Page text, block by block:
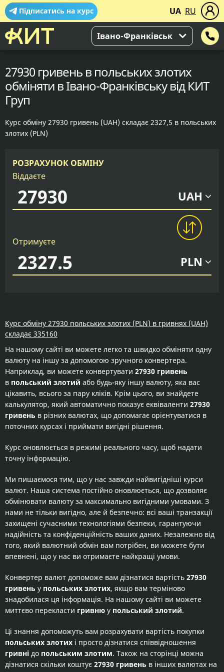
Підписатись на курс UA RU
Івано-Франківськ
27930 гривень в польських злотих
обміняти в Івано-Франківську від КИТ
Груп
Курс обміну 27930 гривень (UAH) складає 2327,5 в польських
злотих (PLN)
РОЗРАХУНОК ОБМІНУ
Віддаєте
UAH
Отримуєте
PLN
Курс обміну 27930 польських злотих (PLN) в гривнях (UAH)
складає 335160
На нашому сайті ви можете легко та швидко обміняти одну
валюту на іншу за допомогою зручного конвертера.
Наприклад, ви можете конвертувати 27930 гривень
в польський злотий або будь-яку іншу валюту, яка вас
цікавить, всього за пару кліків. Крім цього, ви знайдете
калькулятор, який автоматично показує еквіваленти 27930
гривень в різних валютах, що допомагає орієнтуватися в
поточних курсах і приймати вигідні рішення.
Курс оновлюється в режимі реального часу, щоб надати
точну інформацію.
Ми пишаємося тим, що у нас завжди найвигідніші курси
валют. Наша система постійно оновлюється, що дозволяє
обмінювати валюту за максимально вигідними умовами. З
нами не тільки вигідно, але й безпечно: всі ваші транзакції
захищені сучасними технологіями безпеки, гарантуючи
надійність та конфіденційність ваших даних. Незалежно від
того, який валютний обмін вам потрібен, ви можете бути
впевнені, що у нас ви отримаєте найкращі умови.
Конвертер валют допоможе вам дізнатися вартість 27930
гривень у польських злотих, якщо вам терміново
знадобилася ця інформація. На нашому сайті ви можете
миттєво перекласти гривню у польський злотий.
Ці знання допоможуть вам розрахувати вартість покупки
польських злотих і просто дізнатися співвідношення
гривні до польським злотим. Також на сторінці можна
дізнатися скільки коштує 27930 гривень в інших валютах на